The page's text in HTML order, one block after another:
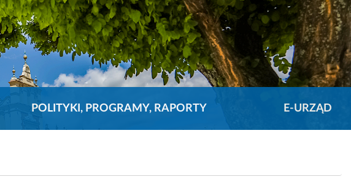
POLITYKI, PROGRAMY, RAPORTY E-URZĄD